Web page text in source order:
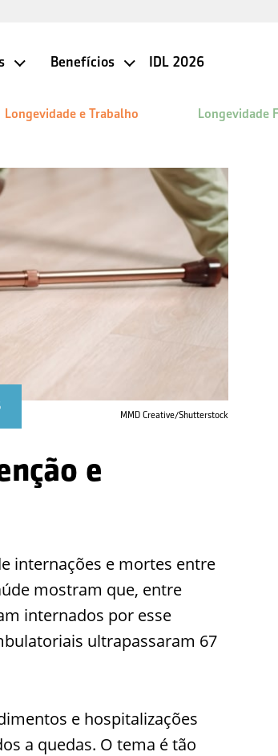
Benefícios IDL 2026
Longevidade e Trabalho Longevidade
MMD Creative/Shutterstock
e
internações e mortes entre
mostram que, entre
internados por esse
ultrapassaram 67
e hospitalizações
a quedas. O tema é tão